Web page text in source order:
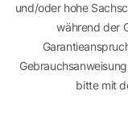
und/oder hohe
während der
bitte mit